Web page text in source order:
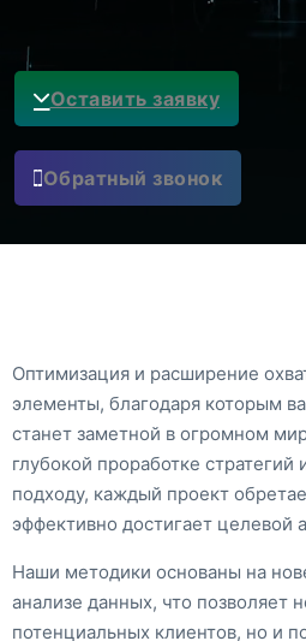
Оставить заявку
Обратный звонок
Оптимизация и расширение
элементы, благодаря которым
станет заметной в огромном
глубокой проработке
подходу, каждый проект
эффективно достигает целевой
Наши методики основаны на
анализе данных, что позволяет
потенциальных клиентов, но и